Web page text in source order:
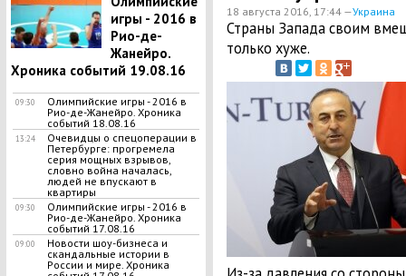
игры - 2016 в
Рио-де-
Жанейро.
Хроника событий 19.08.16
09:30
Олимпийские игры - 2016 в
Рио-де-Жанейро. Хроника
событий 18.08.16
13:24
Очевидцы о спецоперации в
Петербурге: прогремела
серия мощных взрывов,
словно война началась,
людей не впускают в
квартиры
09:30
Олимпийские игры - 2016 в
Рио-де-Жанейро. Хроника
событий 17.08.16
09:00
Новости шоу-бизнеса и
скандальные истории в
России и мире. Хроника
18 августа 2016, 17:44 —Украина
Страны Запада своим
только хуже.